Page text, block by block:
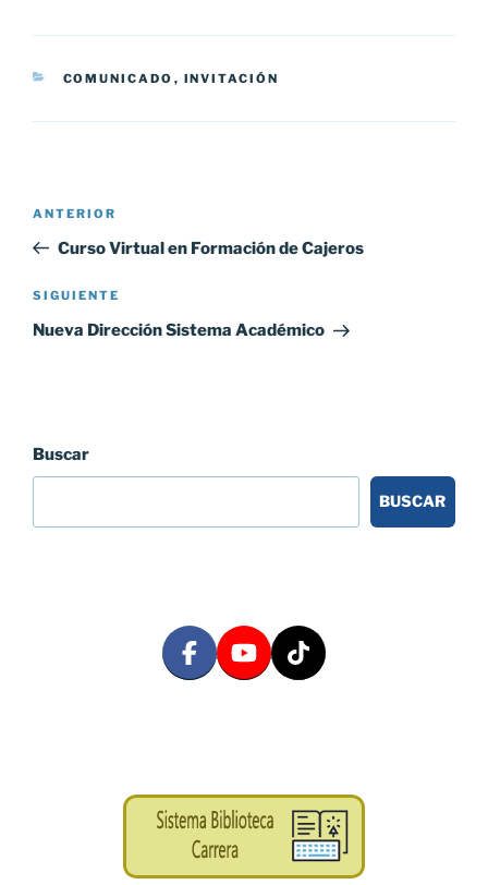
CATEGORÍAS
COMUNICADO , INVITACIÓN
Navegación
entradas
Entrada
anterior:
ANTERIOR
Curso Virtual en Formación de Cajeros
Siguiente
entrada
SIGUIENTE
Nueva Dirección Sistema Académico
Buscar
BUSCAR